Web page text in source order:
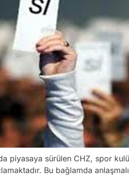
piyasaya sürülen CHZ, spor
Bu bağlamda